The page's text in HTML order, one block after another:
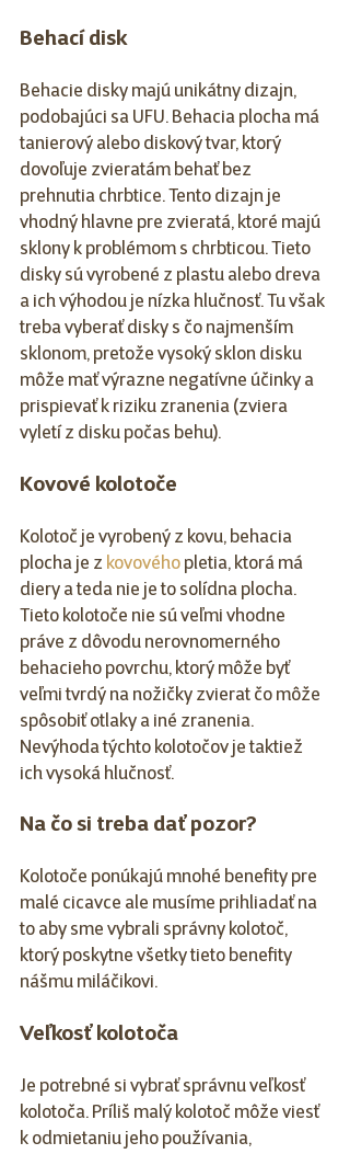
Behací disk
Behacie disky majú unikátny dizajn,
podobajúci sa UFU. Behacia plocha má
tanierový alebo diskový tvar, ktorý
dovoľuje zvieratám behať bez
prehnutia chrbtice. Tento dizajn je
vhodný hlavne pre zvieratá, ktoré majú
sklony k problémom s chrbticou. Tieto
disky sú vyrobené z plastu alebo dreva
a ich výhodou je nízka hlučnosť. Tu však
treba vyberať disky s čo najmenším
sklonom, pretože vysoký sklon disku
môže mať výrazne negatívne účinky a
prispievať k riziku zranenia (zviera
vyletí z disku počas behu).
Kovové kolotoče
Kolotoč je vyrobený z kovu, behacia
plocha je z kovového pletia, ktorá má
diery a teda nie je to solídna plocha.
Tieto kolotoče nie sú veľmi vhodne
práve z dôvodu nerovnomerného
behacieho povrchu, ktorý môže byť
veľmi tvrdý na nožičky zvierat čo môže
spôsobiť otlaky a iné zranenia.
Nevýhoda týchto kolotočov je taktiež
ich vysoká hlučnosť.
Na čo si treba dať pozor?
Kolotoče ponúkajú mnohé benefity pre
malé cicavce ale musíme prihliadať na
to aby sme vybrali správny kolotoč,
ktorý poskytne všetky tieto benefity
nášmu miláčikovi.
Veľkosť kolotoča
Je potrebné si vybrať správnu veľkosť
kolotoča. Príliš malý kolotoč môže viesť
k odmietaniu jeho používania,